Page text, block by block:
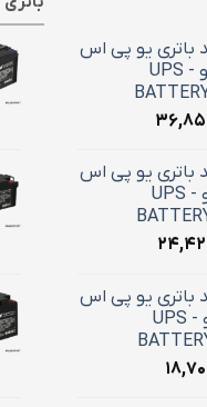
باتری یو پی اس
100 آمپر زیکو - UPS
باتری یو پی اس
65 آمپر زیکو - UPS
باتری یو پی اس
42 آمپر زیکو - UPS